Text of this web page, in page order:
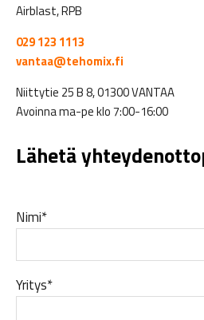
Airblast, RPB
029 123 1113
vantaa@tehomix.fi
Niittytie 25 B 8, 01300 VANTAA
Avoinna ma-pe klo 7:00-16:00
Lähetä
Nimi*
Yritys*